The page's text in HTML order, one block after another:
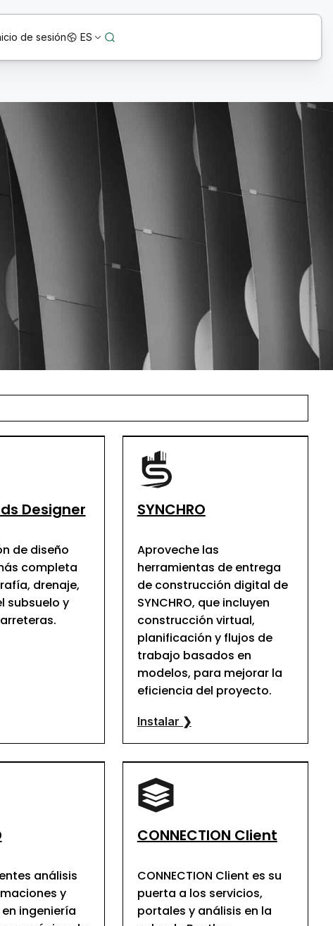
de sesión ES
Designer
de diseño
completa
drenaje,
subsuelo y
SYNCHRO
Aproveche las
herramientas de entrega
de construcción digital de
SYNCHRO, que incluyen
construcción virtual,
planificación y flujos de
trabajo basados en
modelos, para mejorar la
eficiencia del proyecto.
Instalar ❯
análisis
y
ingeniería
CONNECTION Client
CONNECTION Client es su
puerta a los servicios,
portales y análisis en la